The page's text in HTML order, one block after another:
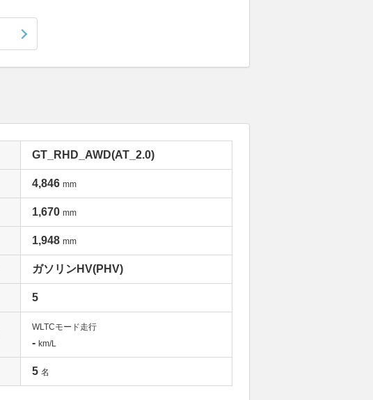
GT_RHD_AWD(AT_2.0)
4,846 mm
1,670 mm
1,948 mm
ガソリンHV(PHV)
5
WLTCモード走行
- km/L
5 名